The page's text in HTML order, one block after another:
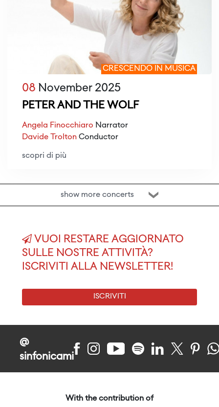
CRESCENDO IN MUSICA
08 November 2025
PETER AND THE WOLF
Angela Finocchiaro Narrator
Davide Trolton Conductor
scopri di più
show more concerts
VUOI RESTARE AGGIORNATO
SULLE NOSTRE ATTIVITÀ?
ISCRIVITI ALLA NEWSLETTER!
ISCRIVITI
@
sinfonicami
With the contribution of